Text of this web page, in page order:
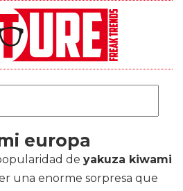
europa
de yakuza kiwami
una enorme sorpresa que